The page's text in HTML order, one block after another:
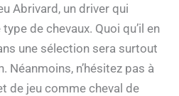
Abrivard, un driver qui
de chevaux. Quoi qu’il en
une sélection sera surtout
Néanmoins, n’hésitez pas à
de jeu comme cheval de